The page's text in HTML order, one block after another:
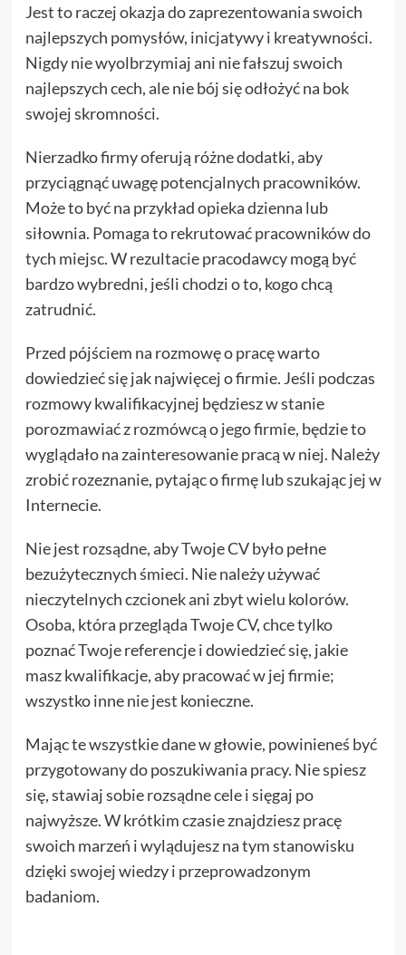
Jest to raczej okazja do zaprezentowania swoich
najlepszych pomysłów, inicjatywy i kreatywności.
Nigdy nie wyolbrzymiaj ani nie fałszuj swoich
najlepszych cech, ale nie bój się odłożyć na bok
swojej skromności.
Nierzadko firmy oferują różne dodatki, aby
przyciągnąć uwagę potencjalnych pracowników.
Może to być na przykład opieka dzienna lub
siłownia. Pomaga to rekrutować pracowników do
tych miejsc. W rezultacie pracodawcy mogą być
bardzo wybredni, jeśli chodzi o to, kogo chcą
zatrudnić.
Przed pójściem na rozmowę o pracę warto
dowiedzieć się jak najwięcej o firmie. Jeśli podczas
rozmowy kwalifikacyjnej będziesz w stanie
porozmawiać z rozmówcą o jego firmie, będzie to
wyglądało na zainteresowanie pracą w niej. Należy
zrobić rozeznanie, pytając o firmę lub szukając jej w
Internecie.
Nie jest rozsądne, aby Twoje CV było pełne
bezużytecznych śmieci. Nie należy używać
nieczytelnych czcionek ani zbyt wielu kolorów.
Osoba, która przegląda Twoje CV, chce tylko
poznać Twoje referencje i dowiedzieć się, jakie
masz kwalifikacje, aby pracować w jej firmie;
wszystko inne nie jest konieczne.
Mając te wszystkie dane w głowie, powinieneś być
przygotowany do poszukiwania pracy. Nie spiesz
się, stawiaj sobie rozsądne cele i sięgaj po
najwyższe. W krótkim czasie znajdziesz pracę
swoich marzeń i wylądujesz na tym stanowisku
dzięki swojej wiedzy i przeprowadzonym
badaniom.